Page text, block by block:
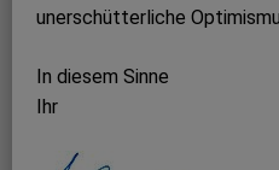
unerschütterliche
In diesem Sinne
Ihr